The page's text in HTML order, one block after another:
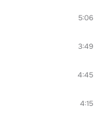
5:06
3:49
4:45
4:15